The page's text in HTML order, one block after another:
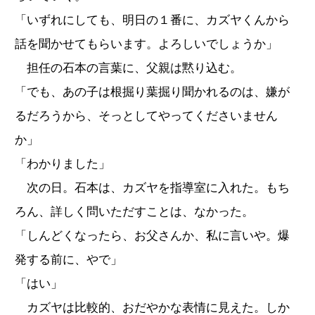
「いずれにしても、明日の１番に、カズヤくんから
話を聞かせてもらいます。よろしいでしょうか」
担任の石本の言葉に、父親は黙り込む。
「でも、あの子は根掘り葉掘り聞かれるのは、嫌が
るだろうから、そっとしてやってくださいません
か」
「わかりました」
次の日。石本は、カズヤを指導室に入れた。もち
ろん、詳しく問いただすことは、なかった。
「しんどくなったら、お父さんか、私に言いや。爆
発する前に、やで」
「はい」
カズヤは比較的、おだやかな表情に見えた。しか